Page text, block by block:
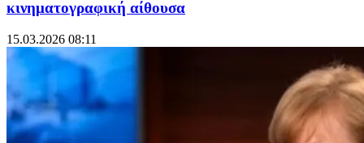
κινηματογραφική αίθουσα
15.03.2026 08:11